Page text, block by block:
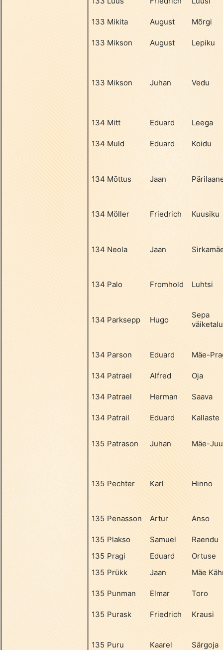
133 Mikita August Mõrgi
133 Mikson August Lepiku
133 Mikson Juhan Vedu
134 Mitt Eduard Leega
134 Muld Eduard Koidu
134 Mõttus Jaan
134 Möller Friedrich Kuusiku
134 Neola Jaan
134 Palo Fromhold Luhtsi
134 Parksepp Hugo
Sepa
väiketalu
134 Parson Eduard Mäe-
134 Patrael Alfred Oja
134 Patrael Herman Saava
134 Patrail Eduard Kallaste
135 Patrason Juhan Mäe-
135 Pechter Karl Hinno
135 Penasson Artur Anso
135 Plakso Samuel
Raendu
135 Pragi Eduard
Ortuse
135 Prükk Jaan Mäe
135 Punman Elmar Toro
135 Purask Friedrich Krausi
135 Puru Kaarel Särgoja